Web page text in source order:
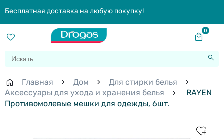
Бесплатная доставка на любую покупку!
0
Главная Дом
Для стирки белья
Аксессуары для ухода и хранения белья
RAYEN
Противомолевые мешки для одежды, 6шт.